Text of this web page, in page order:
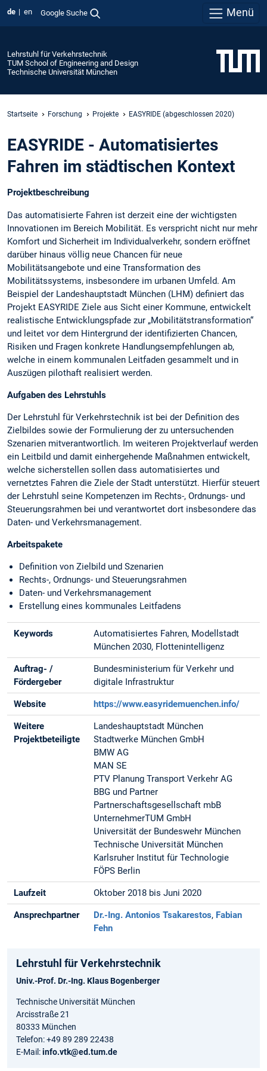
de en Google Suche Menü
Lehrstuhl für Verkehrstechnik
TUM School of Engineering and Design
Technische Universität München
Startseite Forschung Projekte EASYRIDE (abgeschlossen 2020)
EASYRIDE - Automatisiertes
Fahren im städtischen Kontext
Projektbeschreibung
Das automatisierte Fahren ist derzeit eine der wichtigsten
Innovationen im Bereich Mobilität. Es verspricht nicht nur mehr
Komfort und Sicherheit im Individualverkehr, sondern eröffnet
darüber hinaus völlig neue Chancen für neue
Mobilitätsangebote und eine Transformation des
Mobilitätssystems, insbesondere im urbanen Umfeld. Am
Beispiel der Landeshauptstadt München (LHM) definiert das
Projekt EASYRIDE Ziele aus Sicht einer Kommune, entwickelt
realistische Entwicklungspfade zur „Mobilitätstransformation“
und leitet vor dem Hintergrund der identifizierten Chancen,
Risiken und Fragen konkrete Handlungsempfehlungen ab,
welche in einem kommunalen Leitfaden gesammelt und in
Auszügen pilothaft realisiert werden.
Aufgaben des Lehrstuhls
Der Lehrstuhl für Verkehrstechnik ist bei der Definition des
Zielbildes sowie der Formulierung der zu untersuchenden
Szenarien mitverantwortlich. Im weiteren Projektverlauf werden
ein Leitbild und damit einhergehende Maßnahmen entwickelt,
welche sicherstellen sollen dass automatisiertes und
vernetztes Fahren die Ziele der Stadt unterstützt. Hierfür steuert
der Lehrstuhl seine Kompetenzen im Rechts-, Ordnungs- und
Steuerungsrahmen bei und verantwortet dort insbesondere das
Daten- und Verkehrsmanagement.
Arbeitspakete
Definition von Zielbild und Szenarien
Rechts-, Ordnungs- und Steuerungsrahmen
Daten- und Verkehrsmanagement
Erstellung eines kommunales Leitfadens
Keywords
Automatisiertes Fahren, Modellstadt
München 2030, Flottenintelligenz
Auftrag- /
Fördergeber
Bundesministerium für Verkehr und
digitale Infrastruktur
Website https://www.easyridemuenchen.info/
Weitere
Projektbeteiligte
Landeshauptstadt München
Stadtwerke München GmbH
BMW AG
MAN SE
PTV Planung Transport Verkehr AG
BBG und Partner
Partnerschaftsgesellschaft mbB
UnternehmerTUM GmbH
Universität der Bundeswehr München
Technische Universität München
Karlsruher Institut für Technologie
FÖPS Berlin
Laufzeit Oktober 2018 bis Juni 2020
Ansprechpartner Dr.-Ing. Antonios Tsakarestos, Fabian
Fehn
Lehrstuhl für Verkehrstechnik
Univ.-Prof. Dr.-Ing. Klaus Bogenberger
Technische Universität München
Arcisstraße 21
80333 München
Telefon: +49 89 289 22438
E-Mail:info.vtk@ed.tum.de